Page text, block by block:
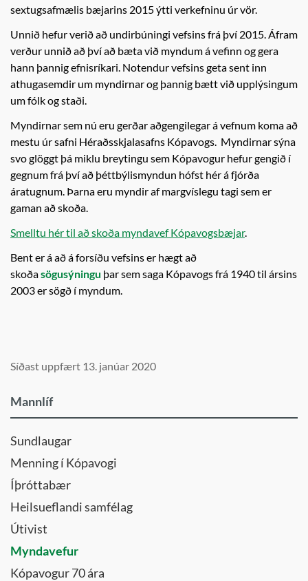
sextugsafmælis bæjarins 2015 ýtti verkefninu úr vör.
Unnið hefur verið að undirbúningi vefsins frá því 2015. Áfram
verður unnið að því að bæta við myndum á vefinn og gera
hann þannig efnisríkari. Notendur vefsins geta sent inn
athugasemdir um myndirnar og þannig bætt við upplýsingum
um fólk og staði.
Myndirnar sem nú eru gerðar aðgengilegar á vefnum koma að
mestu úr safni Héraðsskjalasafns Kópavogs. Myndirnar sýna
svo glöggt þá miklu breytingu sem Kópavogur hefur gengið í
gegnum frá því að þéttbýlismyndun hófst hér á fjórða
áratugnum. Þarna eru myndir af margvíslegu tagi sem er
gaman að skoða.
Smelltu hér til að skoða myndavef Kópavogsbæjar.
Bent er á að á forsíðu vefsins er hægt að
skoðasögusýningu þar sem saga Kópavogs frá 1940 til ársins
2003 er sögð í myndum.
Síðast uppfært 13. janúar 2020
Mannlíf
Sundlaugar
Menning í Kópavogi
Íþróttabær
Heilsueflandi samfélag
Útivist
Myndavefur
Kópavogur 70 ára